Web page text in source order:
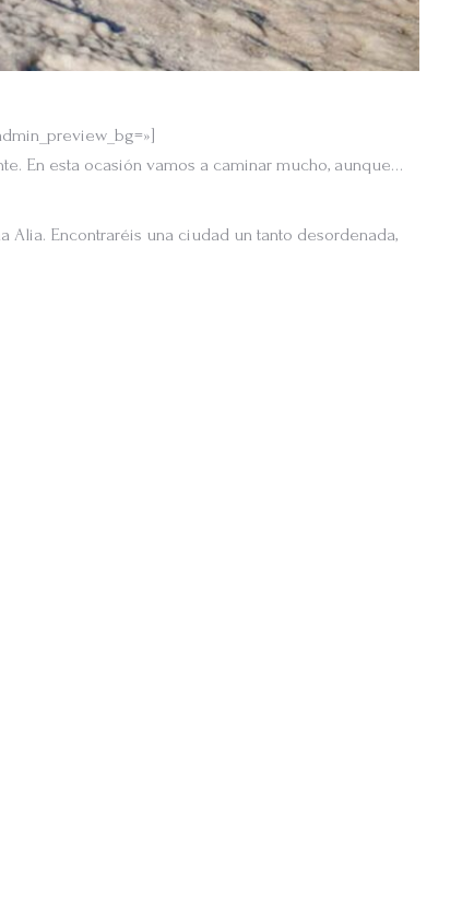
En esta ocasión vamos a caminar mucho, aunque…
Encontraréis una ciudad un tanto desordenada,